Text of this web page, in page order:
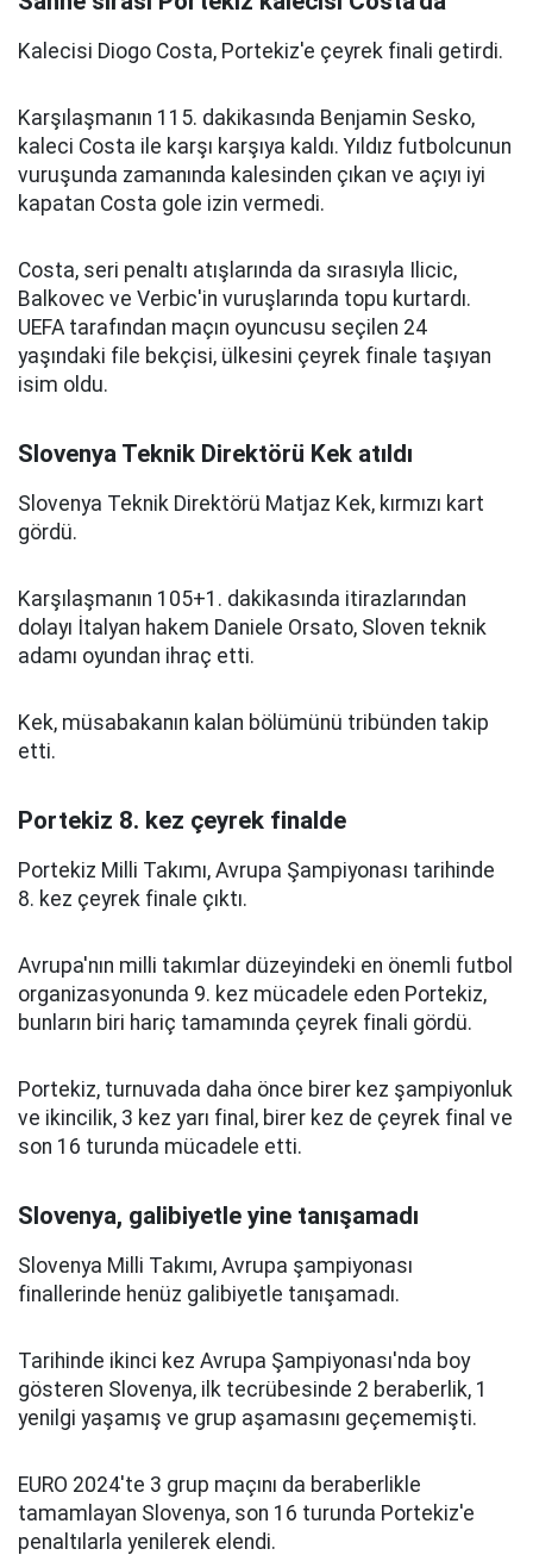
Kalecisi Diogo Costa, Portekiz'e çeyrek finali getirdi.
Karşılaşmanın 115. dakikasında Benjamin Sesko,
kaleci Costa ile karşı karşıya kaldı. Yıldız futbolcunun
vuruşunda zamanında kalesinden çıkan ve açıyı iyi
kapatan Costa gole izin vermedi.
Costa, seri penaltı atışlarında da sırasıyla Ilicic,
Balkovec ve Verbic'in vuruşlarında topu kurtardı.
UEFA tarafından maçın oyuncusu seçilen 24
yaşındaki file bekçisi, ülkesini çeyrek finale taşıyan
isim oldu.
Slovenya Teknik Direktörü Kek atıldı
Slovenya Teknik Direktörü Matjaz Kek, kırmızı kart
gördü.
Karşılaşmanın 105+1. dakikasında itirazlarından
dolayı İtalyan hakem Daniele Orsato, Sloven teknik
adamı oyundan ihraç etti.
Kek, müsabakanın kalan bölümünü tribünden takip
etti.
Portekiz 8. kez çeyrek finalde
Portekiz Milli Takımı, Avrupa Şampiyonası tarihinde
8. kez çeyrek finale çıktı.
Avrupa'nın milli takımlar düzeyindeki en önemli futbol
organizasyonunda 9. kez mücadele eden Portekiz,
bunların biri hariç tamamında çeyrek finali gördü.
Portekiz, turnuvada daha önce birer kez şampiyonluk
ve ikincilik, 3 kez yarı final, birer kez de çeyrek final ve
son 16 turunda mücadele etti.
Slovenya, galibiyetle yine tanışamadı
Slovenya Milli Takımı, Avrupa şampiyonası
finallerinde henüz galibiyetle tanışamadı.
Tarihinde ikinci kez Avrupa Şampiyonası'nda boy
gösteren Slovenya, ilk tecrübesinde 2 beraberlik, 1
yenilgi yaşamış ve grup aşamasını geçememişti.
EURO 2024'te 3 grup maçını da beraberlikle
tamamlayan Slovenya, son 16 turunda Portekiz'e
penaltılarla yenilerek elendi.